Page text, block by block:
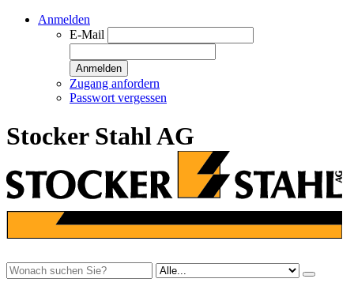
Anmelden
E-Mail
Anmelden
Zugang anfordern
Passwort vergessen
Stocker Stahl AG